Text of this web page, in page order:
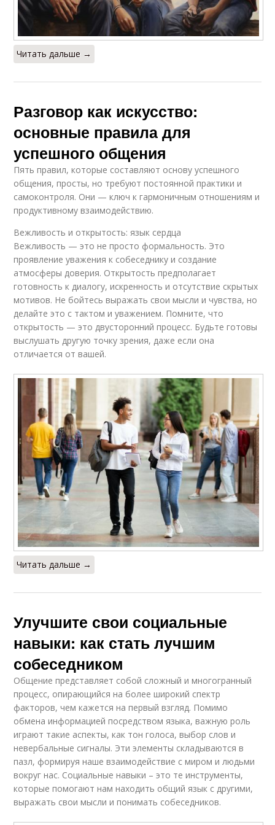
Читать дальше →
Разговор как искусство:
основные правила для
успешного общения
Пять правил, которые составляют основу успешного
общения, просты, но требуют постоянной практики и
самоконтроля. Они — ключ к гармоничным отношениям и
продуктивному взаимодействию.
Вежливость и открытость: язык сердца
Вежливость — это не просто формальность. Это
проявление уважения к собеседнику и создание
атмосферы доверия. Открытость предполагает
готовность к диалогу, искренность и отсутствие скрытых
мотивов. Не бойтесь выражать свои мысли и чувства, но
делайте это с тактом и уважением. Помните, что
открытость — это двусторонний процесс. Будьте готовы
выслушать другую точку зрения, даже если она
отличается от вашей.
Читать дальше →
Улучшите свои социальные
навыки: как стать лучшим
собеседником
Общение представляет собой сложный и многогранный
процесс, опирающийся на более широкий спектр
факторов, чем кажется на первый взгляд. Помимо
обмена информацией посредством языка, важную роль
играют такие аспекты, как тон голоса, выбор слов и
невербальные сигналы. Эти элементы складываются в
пазл, формируя наше взаимодействие с миром и людьми
вокруг нас. Социальные навыки – это те инструменты,
которые помогают нам находить общий язык с другими,
выражать свои мысли и понимать собеседников.